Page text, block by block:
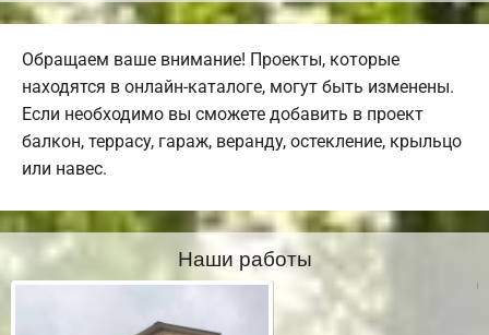
Обращаем ваше внимание! Проекты, которые
находятся в онлайн-каталоге, могут быть изменены.
Если необходимо вы сможете добавить в проект
балкон, террасу, гараж, веранду, остекление, крыльцо
или навес.
Наши работы